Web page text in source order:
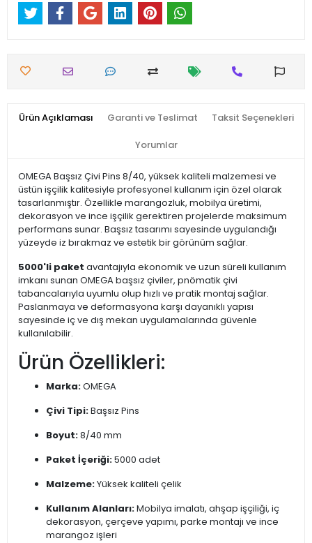
Ürün Açıklaması Garanti ve Teslimat Taksit Seçenekleri
Yorumlar
OMEGA Başsız Çivi Pins 8/40, yüksek kaliteli malzemesi ve
üstün işçilik kalitesiyle profesyonel kullanım için özel olarak
tasarlanmıştır. Özellikle marangozluk, mobilya üretimi,
dekorasyon ve ince işçilik gerektiren projelerde maksimum
performans sunar. Başsız tasarımı sayesinde uygulandığı
yüzeyde iz bırakmaz ve estetik bir görünüm sağlar.
5000'li paket avantajıyla ekonomik ve uzun süreli kullanım
imkanı sunan OMEGA başsız çiviler, pnömatik çivi
tabancalarıyla uyumlu olup hızlı ve pratik montaj sağlar.
Paslanmaya ve deformasyona karşı dayanıklı yapısı
sayesinde iç ve dış mekan uygulamalarında güvenle
kullanılabilir.
Ürün Özellikleri:
Marka:OMEGA
Çivi Tipi:Başsız Pins
Boyut:8/40 mm
Paket İçeriği:5000 adet
Malzeme:Yüksek kaliteli çelik
Kullanım Alanları:Mobilya imalatı, ahşap işçiliği, iç
dekorasyon, çerçeve yapımı, parke montajı ve ince
marangoz işleri